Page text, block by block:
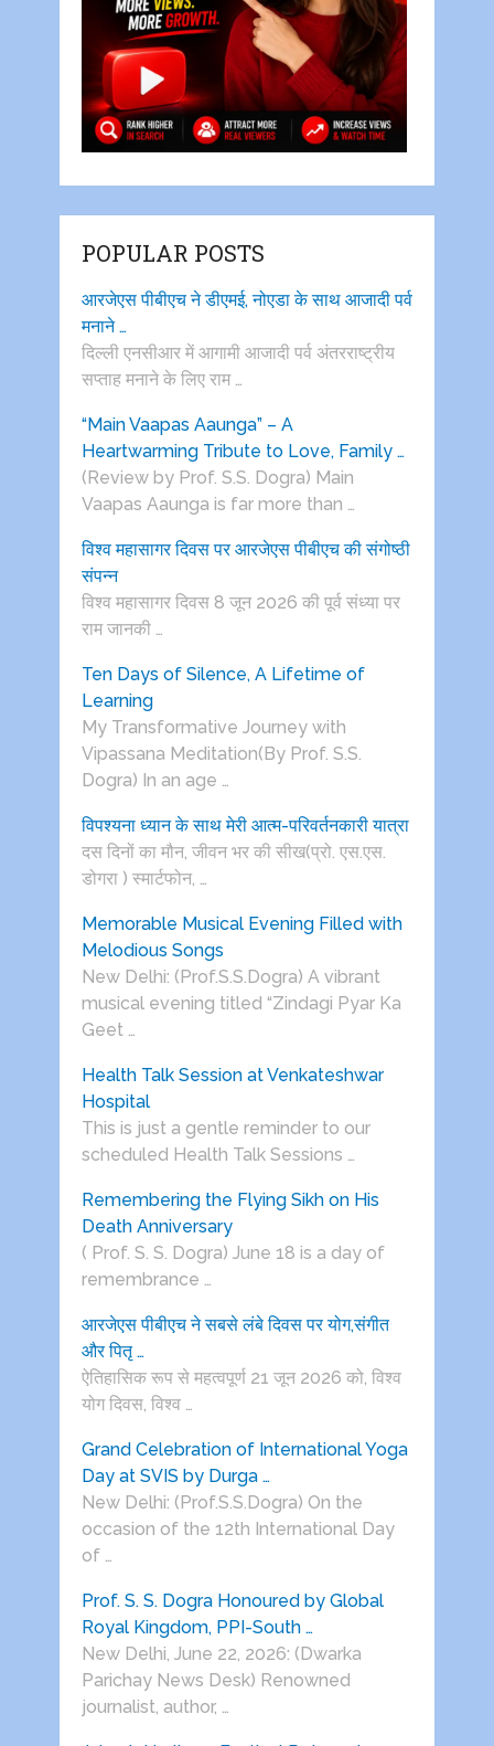
POPULAR POSTS
आरजेएस पीबीएच ने डीएमई, नोएडा के साथ आजादी पर्व
मनाने …
दिल्ली एनसीआर में आगामी आजादी पर्व अंतरराष्ट्रीय
सप्ताह मनाने के लिए राम …
“Main Vaapas Aaunga” – A
Heartwarming Tribute to Love, Family …
(Review by Prof. S.S. Dogra) Main
Vaapas Aaunga is far more than …
विश्व महासागर दिवस पर आरजेएस पीबीएच की संगोष्ठी
संपन्न
विश्व महासागर दिवस 8 जून 2026 की पूर्व संध्या पर
राम जानकी …
Ten Days of Silence, A Lifetime of
Learning
My Transformative Journey with
Vipassana Meditation(By Prof. S.S.
Dogra) In an age …
विपश्यना ध्यान के साथ मेरी आत्म-परिवर्तनकारी यात्रा
दस दिनों का मौन, जीवन भर की सीख(प्रो. एस.एस.
डोगरा ) स्मार्टफोन, …
Memorable Musical Evening Filled with
Melodious Songs
New Delhi: (Prof.S.S.Dogra) A vibrant
musical evening titled “Zindagi Pyar Ka
Geet …
Health Talk Session at Venkateshwar
Hospital
This is just a gentle reminder to our
scheduled Health Talk Sessions …
Remembering the Flying Sikh on His
Death Anniversary
( Prof. S. S. Dogra) June 18 is a day of
remembrance …
आरजेएस पीबीएच ने सबसे लंबे दिवस पर योग,संगीत
और पितृ …
ऐतिहासिक रूप से महत्वपूर्ण 21 जून 2026 को, विश्व
योग दिवस, विश्व …
Grand Celebration of International Yoga
Day at SVIS by Durga …
New Delhi: (Prof.S.S.Dogra) On the
occasion of the 12th International Day
of …
Prof. S. S. Dogra Honoured by Global
Royal Kingdom, PPI-South …
New Delhi, June 22, 2026: (Dwarka
Parichay News Desk) Renowned
journalist, author, …